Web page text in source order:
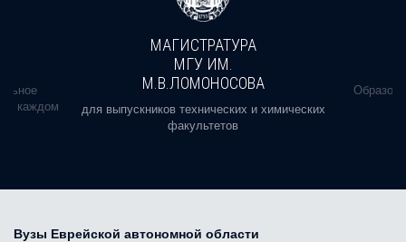
в каждом
МАГИСТРАТУРА
МГУ ИМ.
М.В.ЛОМОНОСОВА
для выпускников технических и химических
факультетов
Вузы Еврейской автономной области